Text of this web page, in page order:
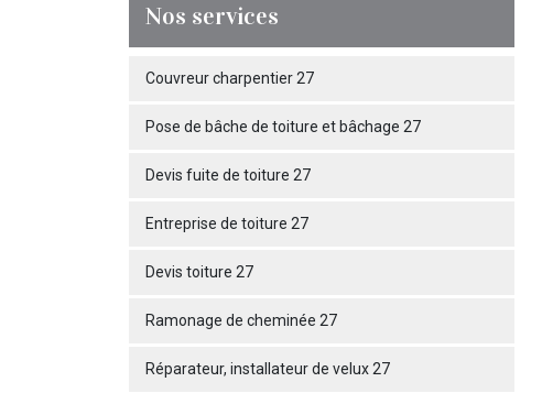
Nos services
Couvreur charpentier 27
Pose de bâche de toiture et bâchage 27
Devis fuite de toiture 27
Entreprise de toiture 27
Devis toiture 27
Ramonage de cheminée 27
Réparateur, installateur de velux 27